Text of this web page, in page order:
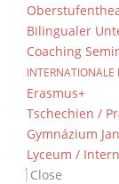
Bilingualer
Coaching
INTERNATIONALE
Erasmus+
Tschechien /
Gymnázium
Lyceum /
Close